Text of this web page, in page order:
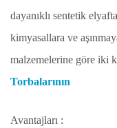
dayanıklı sentetik
kimyasallara ve
malzemelerine göre iki
Torbalarının
Avantajları :